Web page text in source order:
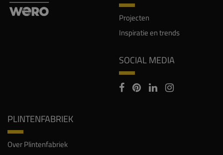
Projecten
Inspiratie en trends
SOCIAL MEDIA
PLINTENFABRIEK
Over Plintenfabriek